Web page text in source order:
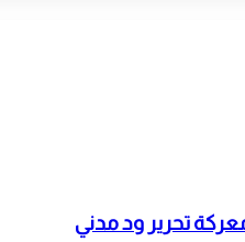
تحرير ود مدني